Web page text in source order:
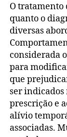
O
quanto o
diversas
considerada
para
que
ser indicados
prescrição e
alívio
associadas.